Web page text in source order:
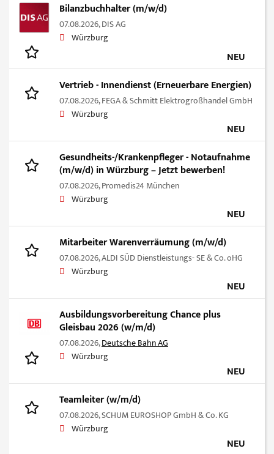
Bilanzbuchhalter (m/w/d)
07.08.2026,DIS AG
Würzburg
NEU
Vertrieb - Innendienst (Erneuerbare Energien)
07.08.2026,FEGA & Schmitt Elektrogroßhandel GmbH
Würzburg
NEU
Gesundheits-/Krankenpfleger - Notaufnahme
(m/w/d) in Würzburg – Jetzt bewerben!
07.08.2026,Promedis24 München
Würzburg
NEU
Mitarbeiter Warenverräumung (m/w/d)
07.08.2026,ALDI SÜD Dienstleistungs- SE & Co. oHG
Würzburg
NEU
Ausbildungsvorbereitung Chance plus
Gleisbau 2026 (w/m/d)
07.08.2026,Deutsche Bahn AG
Würzburg
NEU
Teamleiter (w/m/d)
07.08.2026,SCHUM EUROSHOP GmbH & Co. KG
Würzburg
NEU